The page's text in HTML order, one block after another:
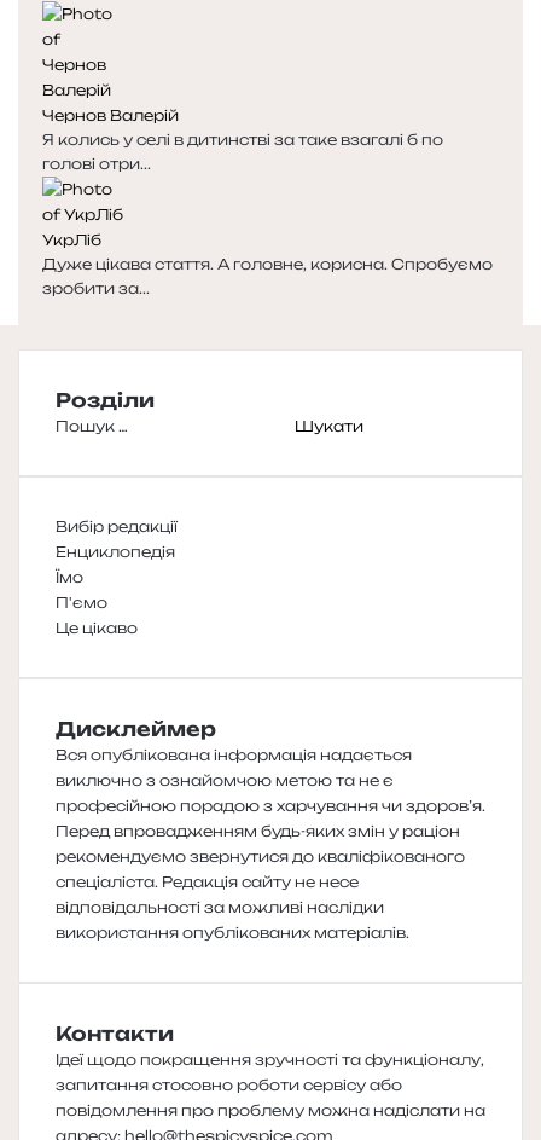
Чернов Валерій
Я колись у селі в дитинстві за таке взагалі б по
голові отри...
УкрЛіб
Дуже цікава стаття. А головне, корисна. Спробуємо
зробити за...
Розділи
Пошук:
Вибір редакції
Енциклопедія
Їмо
П'ємо
Це цікаво
Дисклеймер
Вся опублікована інформація надається
виключно з ознайомчою метою та не є
професійною порадою з харчування чи здоров’я.
Перед впровадженням будь-яких змін у раціон
рекомендуємо звернутися до кваліфікованого
спеціаліста. Редакція сайту не несе
відповідальності за можливі наслідки
використання опублікованих матеріалів.
Контакти
Ідеї щодо покращення зручності та функціоналу,
запитання стосовно роботи сервісу або
повідомлення про проблему можна надіслати на
адресу: hello@thespicyspice.com